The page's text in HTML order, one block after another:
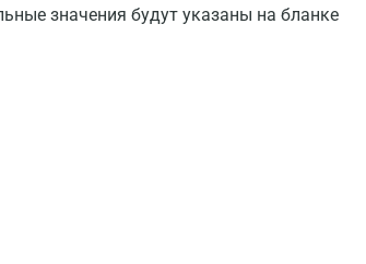
значения будут указаны на бланке
Барнаул